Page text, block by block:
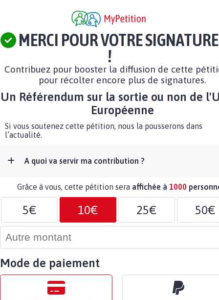
MERCI POUR VOTRE SIGNATURE
!
Contribuez pour booster la diffusion de cette
pour récolter encore plus de signatures.
Un Référendum sur la sortie ou non de
Européenne
Si vous soutenez cette pétition, nous la pousserons dans
l’actualité.
A quoi va servir ma contribution ?
Grâce à vous, cette pétition sera affichée à 1000
5€ 10€ 25€ 50€
Mode de paiement